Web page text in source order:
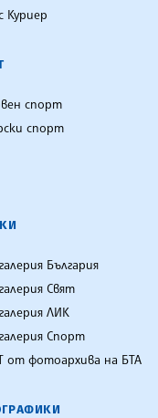
Куриер
спорт
спорт
България
Свят
ЛИК
Спорт
от фотоархива на БТА